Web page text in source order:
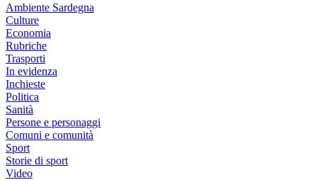
Ambiente Sardegna
Culture
Economia
Rubriche
Trasporti
In evidenza
Inchieste
Politica
Sanità
Persone e personaggi
Comuni e comunità
Sport
Storie di sport
Video